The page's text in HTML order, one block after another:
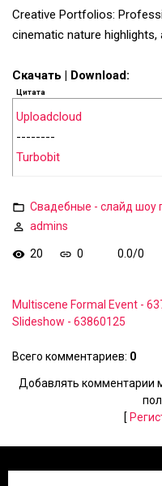
Creative Portfolios:
cinematic nature highlights,
Скачать | Download:
Цитата
Uploadcloud
--------
Turbobit
Свадебные - слайд шоу
admins
20 0 0.0/0
Multiscene Formal Event -
Slideshow - 63860125
Всего комментариев: 0
Добавлять комментарии
[